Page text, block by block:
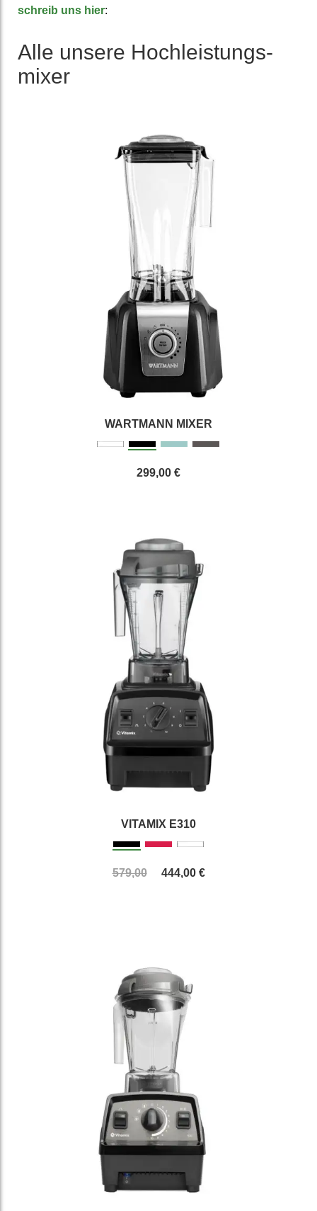
schreib uns hier:
Alle unsere Hoch­leistungs­
mixer
WARTMANN MIXER
299,00 €
VITAMIX E310
579,00 444,00 €